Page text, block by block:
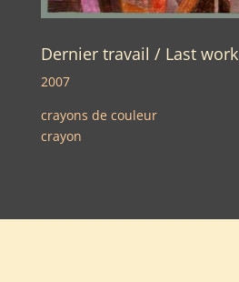
Dernier travail / Last work
2007
crayons de couleur
crayon